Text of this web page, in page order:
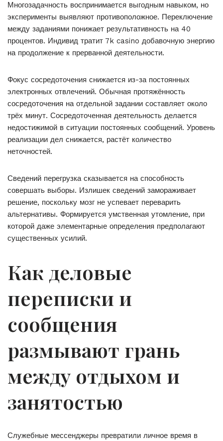
Многозадачность воспринимается выгодным навыком, но
эксперименты выявляют противоположное. Переключение
между заданиями понижает результативность на 40
процентов. Индивид тратит 7k casino добавочную энергию
на продолжение к прерванной деятельности.
Фокус сосредоточения снижается из-за постоянных
электронных отвлечений. Обычная протяжённость
сосредоточения на отдельной задании составляет около
трёх минут. Сосредоточенная деятельность делается
недостижимой в ситуации постоянных сообщений. Уровень
реализации дел снижается, растёт количество
неточностей.
Сведений перегрузка сказывается на способность
совершать выборы. Излишек сведений замораживает
решение, поскольку мозг не успевает переварить
альтернативы. Формируется умственная утомление, при
которой даже элементарные определения предполагают
существенных усилий.
Как деловые
переписки и
сообщения
размывают грань
между отдыхом и
занятостью
Служебные мессенджеры превратили личное время в